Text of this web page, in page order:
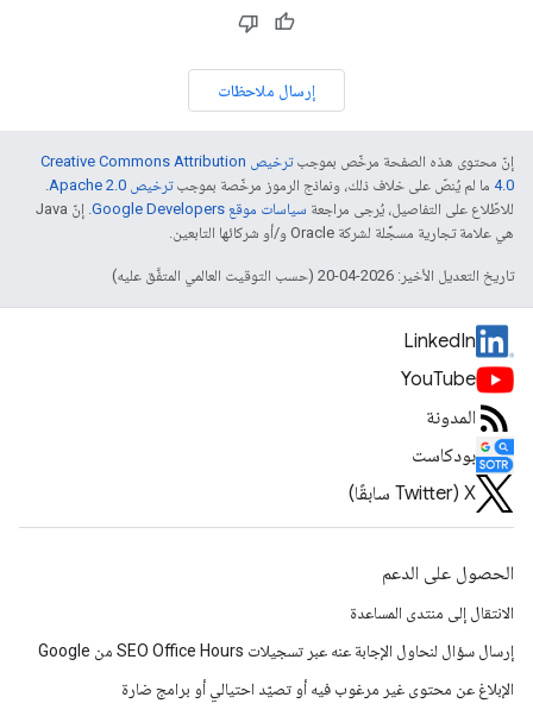
إرسال ملاحظات
إنّ محتوى هذه الصفحة مرخّص بموجب
ترخيص Creative Commons Attribution
4.0‏ ما لم يُنصّ على خلاف ذلك، ونماذج الرموز مرخّصة بموجبترخيص Apache 2.0‏
.
للاطّلاع على التفاصيل، يُرجى مراجعة سياسات موقع Google Developers‏
. إنّ Java
هي علامة تجارية مسجَّلة لشركة Oracle و/أو شركائها التابعين.
تاريخ التعديل الأخير: 2026-04-20 (حسب التوقيت العالمي المتفَّق عليه)
LinkedIn
YouTube
المدونة
بودكاست
‫X ‏(Twitter سابقًا)
الحصول على الدعم
الانتقال إلى منتدى المساعدة
إرسال سؤال لنحاول الإجابة عنه عبر تسجيلات SEO Office Hours من Google
الإبلاغ عن محتوى غير مرغوب فيه أو تصيّد احتيالي أو برامج ضارة